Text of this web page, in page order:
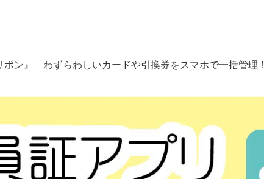
ン』 わずらわしいカードや引換券をスマホで一括管理！